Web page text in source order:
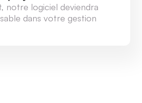
notre logiciel deviendra
dans votre gestion